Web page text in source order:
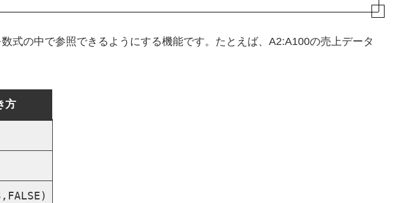
式の中で参照できるようにする機能です。たとえば、A2:A100の売上データ
方